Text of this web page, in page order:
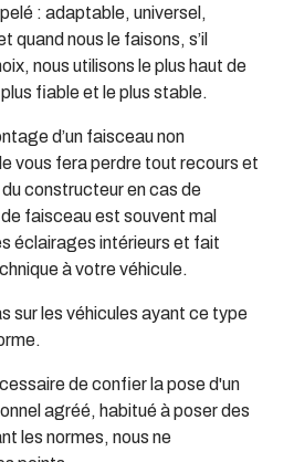
: adaptable, universel,
nous le faisons, s’il
nous utilisons le plus haut de
fiable et le plus stable.
d’un faisceau non
vous fera perdre tout recours et
constructeur en cas de
faisceau est souvent mal
éclairages intérieurs et fait
à votre véhicule.
sur les véhicules ayant ce type
de confier la pose d'un
agréé, habitué à poser des
les normes, nous ne